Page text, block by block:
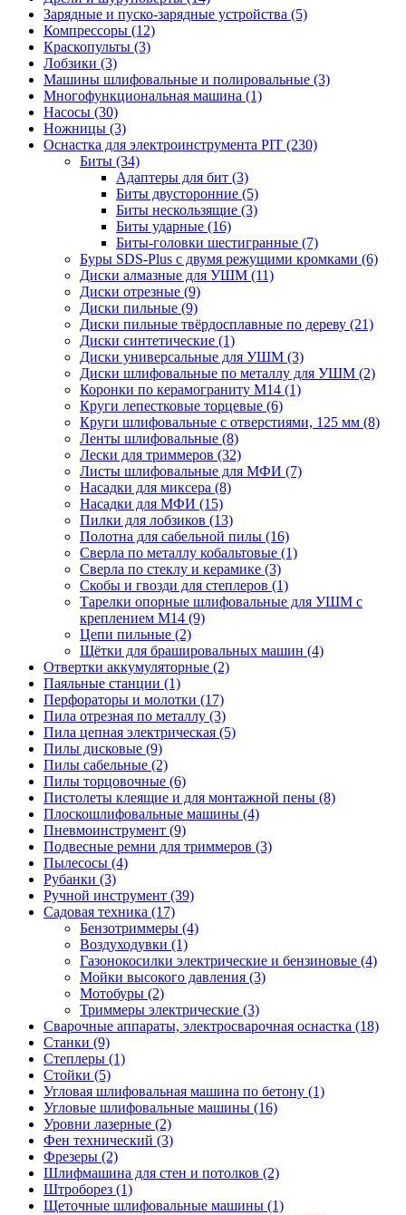
Зарядные и пуско-зарядные устройства (5)
Компрессоры (12)
Краскопульты (3)
Лобзики (3)
Машины шлифовальные и полировальные (3)
Многофункциональная машина (1)
Насосы (30)
Ножницы (3)
Оснастка для электроинструмента PIT (230)
Биты (34)
Адаптеры для бит (3)
Биты двусторонние (5)
Биты нескользящие (3)
Биты ударные (16)
Биты-головки шестигранные (7)
Буры SDS-Plus c двумя режущими кромками (6)
Диски алмазные для УШМ (11)
Диски отрезные (9)
Диски пильные (9)
Диски пильные твёрдосплавные по дереву (21)
Диски синтетические (1)
Диски универсальные для УШМ (3)
Диски шлифовальные по металлу для УШМ (2)
Коронки по керамограниту M14 (1)
Круги лепестковые торцевые (6)
Круги шлифовальные с отверстиями, 125 мм (8)
Ленты шлифовальные (8)
Лески для триммеров (32)
Листы шлифовальные для МФИ (7)
Насадки для миксера (8)
Насадки для МФИ (15)
Пилки для лобзиков (13)
Полотна для сабельной пилы (16)
Сверла по металлу кобальтовые (1)
Сверла по стеклу и керамике (3)
Скобы и гвозди для степлеров (1)
Тарелки опорные шлифовальные для УШМ с
креплением М14 (9)
Цепи пильные (2)
Щётки для брашировальных машин (4)
Отвертки аккумуляторные (2)
Паяльные станции (1)
Перфораторы и молотки (17)
Пила отрезная по металлу (3)
Пила цепная электрическая (5)
Пилы дисковые (9)
Пилы сабельные (2)
Пилы торцовочные (6)
Пистолеты клеящие и для монтажной пены (8)
Плоскошлифовальные машины (4)
Пневмоинструмент (9)
Подвесные ремни для триммеров (3)
Пылесосы (4)
Рубанки (3)
Ручной инструмент (39)
Садовая техника (17)
Бензотриммеры (4)
Воздуходувки (1)
Газонокосилки электрические и бензиновые (4)
Мойки высокого давления (3)
Мотобуры (2)
Триммеры электрические (3)
Сварочные аппараты, электросварочная оснастка (18)
Станки (9)
Степлеры (1)
Стойки (5)
Угловая шлифовальная машина по бетону (1)
Угловые шлифовальные машины (16)
Уровни лазерные (2)
Фен технический (3)
Фрезеры (2)
Шлифмашина для стен и потолков (2)
Штроборез (1)
Щеточные шлифовальные машины (1)